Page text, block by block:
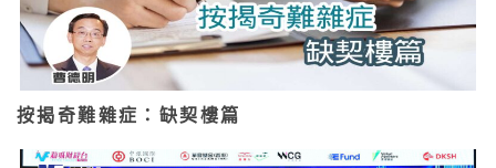
按揭奇難雜症：缺契樓篇